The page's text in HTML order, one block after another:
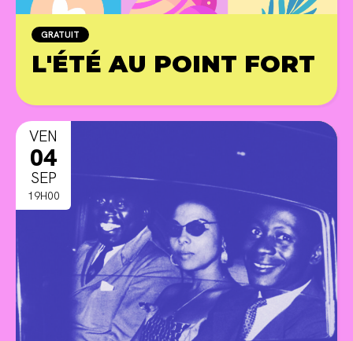
GRATUIT
L'ÉTÉ AU POINT FORT
VEN
04
SEP
19H00